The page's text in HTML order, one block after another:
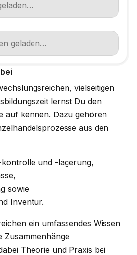
vielseitigen
lernst Du den
auf kennen. Dazu gehören
aus den
und -lagerung,
sowie
Inventur.
ein umfassendes Wissen
Zusammenhänge
Theorie und Praxis bei